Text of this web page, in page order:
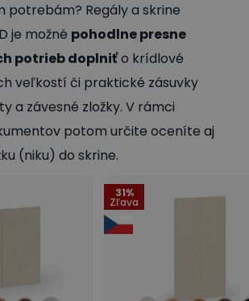
potrebám? Regály a skrine
je možné pohodlne presne
potrieb doplniťo krídlové
veľkostí či praktické zásuvky
a závesné zložky. V rámci
potom určite oceníte aj
(niku) do skrine.
31%
Zľava